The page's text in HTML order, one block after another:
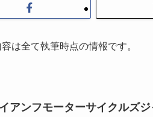
は全て執筆時点の情報です。
アンフモーターサイクルズ